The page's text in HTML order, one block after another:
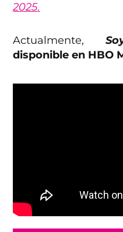
2025.
Actualmente,
disponible en HBO